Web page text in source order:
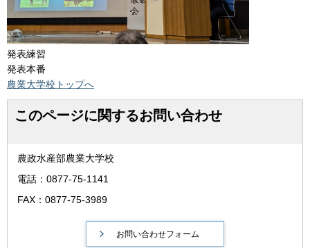
発表練習
発表本番
農業大学校トップへ
このページに関するお問い合わせ
農政水産部農業大学校
電話：0877-75-1141
FAX：0877-75-3989